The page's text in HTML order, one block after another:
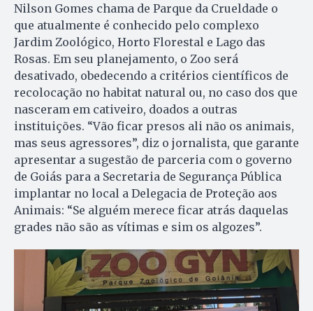
Nilson Gomes chama de Parque da Crueldade o
que atualmente é conhecido pelo complexo
Jardim Zoológico, Horto Florestal e Lago das
Rosas. Em seu planejamento, o Zoo será
desativado, obedecendo a critérios científicos de
recolocação no habitat natural ou, no caso dos que
nasceram em cativeiro, doados a outras
instituições. “Vão ficar presos ali não os animais,
mas seus agressores”, diz o jornalista, que garante
apresentar a sugestão de parceria com o governo
de Goiás para a Secretaria de Segurança Pública
implantar no local a Delegacia de Proteção aos
Animais: “Se alguém merece ficar atrás daquelas
grades não são as vítimas e sim os algozes”.